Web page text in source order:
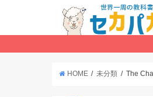
HOME 未分類 The